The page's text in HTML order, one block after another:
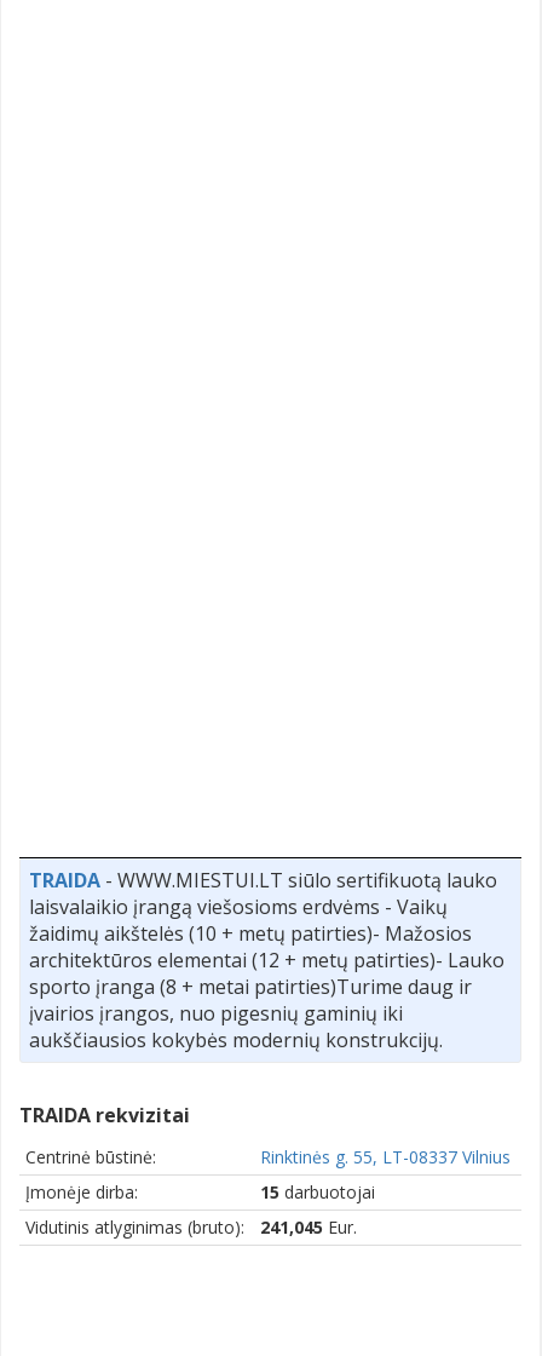
TRAIDA - WWW.MIESTUI.LT siūlo sertifikuotą lauko
laisvalaikio įrangą viešosioms erdvėms - Vaikų
žaidimų aikštelės (10 + metų patirties)- Mažosios
architektūros elementai (12 + metų patirties)- Lauko
sporto įranga (8 + metai patirties)Turime daug ir
įvairios įrangos, nuo pigesnių gaminių iki
aukščiausios kokybės modernių konstrukcijų.
TRAIDA rekvizitai
Centrinė būstinė:
Rinktinės g. 55, LT-08337 Vilnius
Įmonėje dirba:
15 darbuotojai
Vidutinis atlyginimas (bruto):
241,045 Eur.